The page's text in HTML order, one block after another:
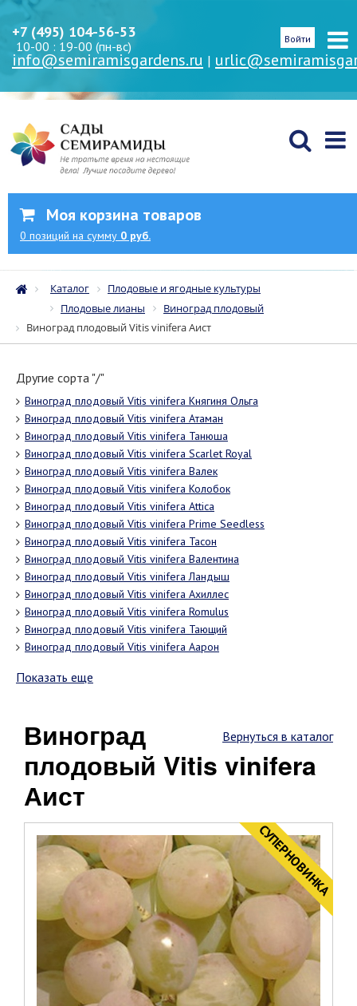
+7 (495) 104-56-53
10-00 : 19-00 (пн-вс)
info@semiramisgardens.ru |
Войти
Моя корзина товаров
0 позиций на сумму 0 руб.
Каталог
Плодовые и ягодные культуры
Плодовые лианы
Виноград плодовый
Виноград плодовый Vitis vinifera Аист
Другие сорта "/"
Виноград плодовый Vitis vinifera Княгиня Ольга
Виноград плодовый Vitis vinifera Атаман
Виноград плодовый Vitis vinifera Танюша
Виноград плодовый Vitis vinifera Scarlet Royal
Виноград плодовый Vitis vinifera Валек
Виноград плодовый Vitis vinifera Колобок
Виноград плодовый Vitis vinifera Attica
Виноград плодовый Vitis vinifera Prime Seedless
Виноград плодовый Vitis vinifera Тасон
Виноград плодовый Vitis vinifera Валентина
Виноград плодовый Vitis vinifera Ландыш
Виноград плодовый Vitis vinifera Ахиллес
Виноград плодовый Vitis vinifera Romulus
Виноград плодовый Vitis vinifera Тающий
Виноград плодовый Vitis vinifera Аарон
Показать еще
Вернуться в каталог
Виноград
плодовый Vitis vinifera
Аист
CУПЕРНОВИНКА